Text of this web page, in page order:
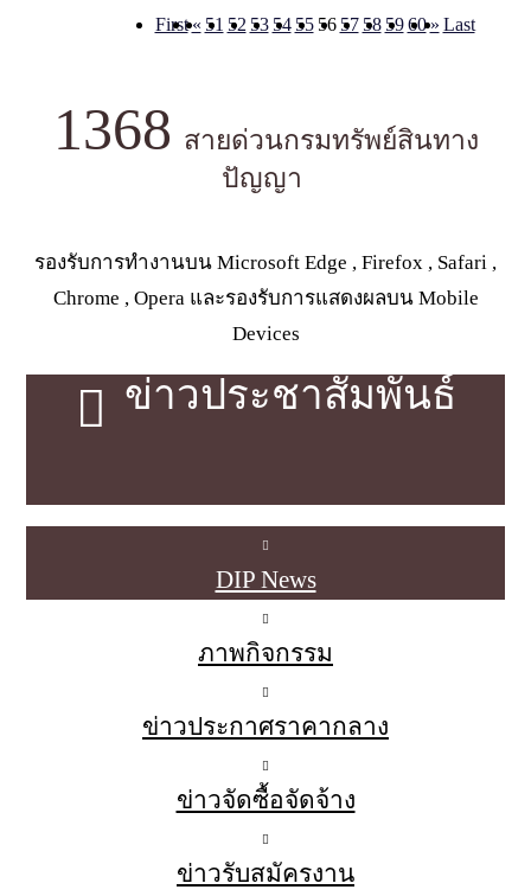
First« 51 52 53 54 55 56 57 58 59 60» Last
1368 สายด่วนกรมทรัพย์สินทาง
ปัญญา
รองรับการทำงานบน Microsoft Edge , Firefox , Safari ,
Chrome , Opera และรองรับการแสดงผลบน Mobile
Devices
ข่าวประชาสัมพันธ์
DIP News
ภาพกิจกรรม
ข่าวประกาศราคากลาง
ข่าวจัดซื้อจัดจ้าง
ข่าวรับสมัครงาน